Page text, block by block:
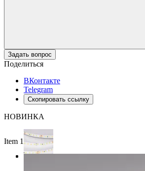
Задать вопрос
Поделиться
ВКонтакте
Telegram
Скопировать ссылку
НОВИНКА
Item 1 of 3